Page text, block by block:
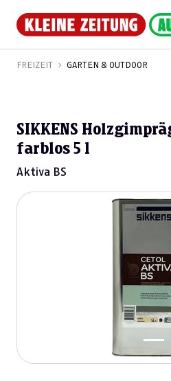
FREIZEIT GARTEN & OUTDOOR
SIKKENS
farblos 5 l
Aktiva BS